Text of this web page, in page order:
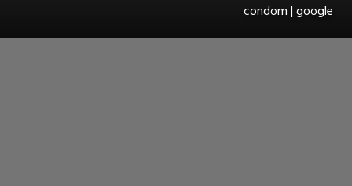
condom | google